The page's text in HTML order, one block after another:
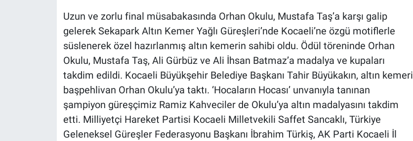
Uzun ve zorlu final müsabakasında Orhan Okulu, Mustafa Taş’a karşı galip
gelerek Sekapark Altın Kemer Yağlı Güreşleri’nde Kocaeli’ne özgü motiflerle
süslenerek özel hazırlanmış altın kemerin sahibi oldu. Ödül töreninde Orhan
Okulu, Mustafa Taş, Ali Gürbüz ve Ali İhsan Batmaz’a madalya ve kupaları
takdim edildi. Kocaeli Büyükşehir Belediye Başkanı Tahir Büyükakın, altın kemeri
başpehlivan Orhan Okulu’ya taktı. ‘Hocaların Hocası’ unvanıyla tanınan
şampiyon güreşçimiz Ramiz Kahveciler de Okulu’ya altın madalyasını takdim
etti. Milliyetçi Hareket Partisi Kocaeli Milletvekili Saffet Sancaklı, Türkiye
Geleneksel Güreşler Federasyonu Başkanı İbrahim Türkiş, AK Parti Kocaeli İl